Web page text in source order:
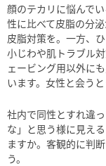
顔のテカリに悩んで
性に比べて皮脂の分
皮脂対策を。一方、
小じわや肌トラブル
ェービング用以外に
います。女性と会う
社内で同性とすれ違
な」と思う様に見え
ますか。客観的に判
う。